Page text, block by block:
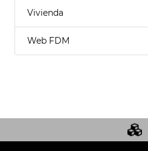
Vivienda
Web FDM